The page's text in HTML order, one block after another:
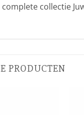
complete collectie
PRODUCTEN